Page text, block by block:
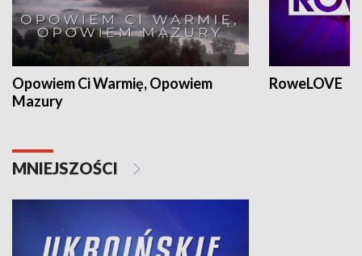
Opowiem Ci Warmię, Opowiem
Mazury
RoweLOVE
MNIEJSZOŚCI